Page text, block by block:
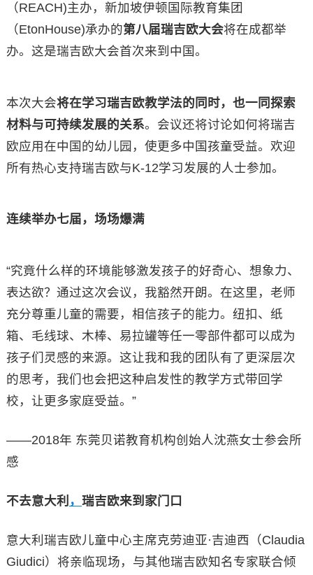
（REACH)主办，新加坡伊顿国际教育集团
（EtonHouse)承办的第八届瑞吉欧大会将在成都举
办。这是瑞吉欧大会首次来到中国。
本次大会将在学习瑞吉欧教学法的同时，也一同探索
材料与可持续发展的关系。会议还将讨论如何将瑞吉
欧应用在中国的幼儿园，使更多中国孩童受益。欢迎
所有热心支持瑞吉欧与K-12学习发展的人士参加。
连续举办七届，场场爆满
“究竟什么样的环境能够激发孩子的好奇心、想象力、
表达欲？通过这次会议，我豁然开朗。在这里，老师
充分尊重儿童的需要，相信孩子的能力。纽扣、纸
箱、毛线球、木棒、易拉罐等任一零部件都可以成为
孩子们灵感的来源。这让我和我的团队有了更深层次
的思考，我们也会把这种启发性的教学方式带回学
校，让更多家庭受益。”
——2018年 东莞贝诺教育机构创始人沈燕女士参会所
感
不去意大利 ， 瑞吉欧来到家门口
意大利瑞吉欧儿童中心主席克劳迪亚·吉迪西（Claudia
Giudici）将亲临现场，与其他瑞吉欧知名专家联合倾